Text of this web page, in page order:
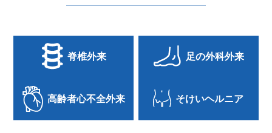
脊椎外来 足の外科外来
高齢者心不全外来 そけいヘルニア